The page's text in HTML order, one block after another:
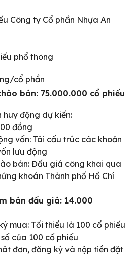
Công ty Cổ phần Nhựa An
phổ thông
cổ phần
bán: 75.000.000 cổ phiếu
động dự kiến:
đồng
vốn: Tái cấu trúc các khoản
lưu động
bán: Đấu giá công khai qua
khoán Thành phố Hồ Chí
bán đấu giá: 14.000
mua: Tối thiểu là 100 cổ phiếu
của 100 cổ phiếu
đơn, đăng ký và nộp tiền đặt